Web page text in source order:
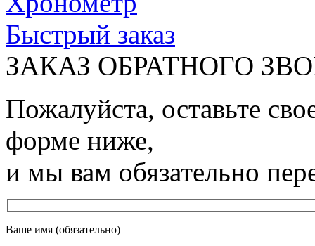
Быстрый заказ
ЗАКАЗ ОБРАТНОГО
Пожалуйста, оставьте
форме ниже,
и мы вам обязательно
Ваше имя (обязательно)